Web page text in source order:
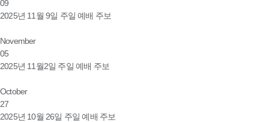
09
2025년 11월 9일 주일 예배 주보
November
05
2025년 11월2일 주일 예배 주보
October
27
2025년 10월 26일 주일 예배 주보